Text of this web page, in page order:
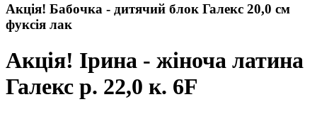
Акція! Бабочка - дитячий блок Галекс 20,0 см
фуксія лак
Акція! Ірина - жіноча латина
Галекс р. 22,0 к. 6F